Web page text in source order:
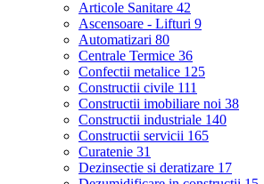
Articole Sanitare 42
Ascensoare - Lifturi 9
Automatizari 80
Centrale Termice 36
Confectii metalice 125
Constructii civile 111
Constructii imobiliare noi 38
Constructii industriale 140
Constructii servicii 165
Curatenie 31
Dezinsectie si deratizare 17